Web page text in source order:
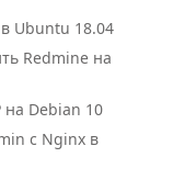
Ubuntu 18.04
Redmine на
на Debian 10
с Nginx в